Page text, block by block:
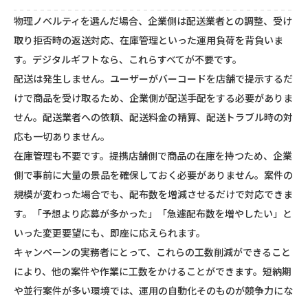
物理ノベルティを選んだ場合、企業側は配送業者との調整、受け
取り拒否時の返送対応、在庫管理といった運用負荷を背負いま
す。デジタルギフトなら、これらすべてが不要です。
配送は発生しません。ユーザーがバーコードを店舗で提示するだ
けで商品を受け取るため、企業側が配送手配をする必要がありま
せん。配送業者への依頼、配送料金の精算、配送トラブル時の対
応も一切ありません。
在庫管理も不要です。提携店舗側で商品の在庫を持つため、企業
側で事前に大量の景品を確保しておく必要がありません。案件の
規模が変わった場合でも、配布数を増減させるだけで対応できま
す。「予想より応募が多かった」「急遽配布数を増やしたい」と
いった変更要望にも、即座に応えられます。
キャンペーンの実務者にとって、これらの工数削減ができること
により、他の案件や作業に工数をかけることができます。短納期
や並行案件が多い環境では、運用の自動化そのものが競争力にな